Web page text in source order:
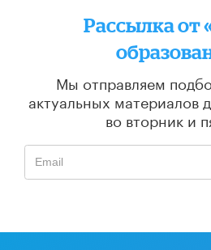
Рассылка от
Мы отправляем
актуальных материалов
во вторник и